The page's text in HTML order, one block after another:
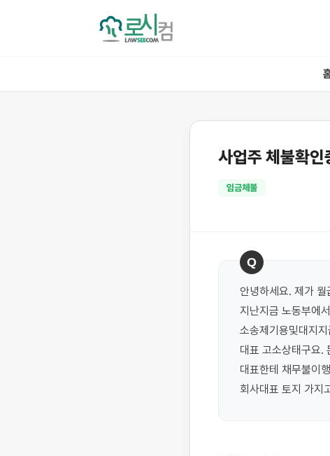
사업주 체불확
임금체불
Q
안녕하세요. 제가
지난지금 노동부에
소송제기용및대지
대표 고소상태구요.
대표한테 채무불이
회사대표 토지 가지